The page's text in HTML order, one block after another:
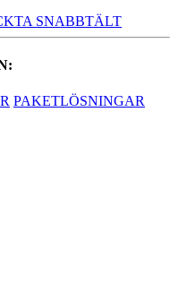
SNABBTÄLT
PAKETLÖSNINGAR